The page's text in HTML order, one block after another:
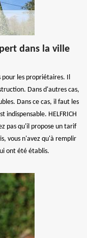
dans la ville
pour les propriétaires. Il
Dans d'autres cas,
Dans ce cas, il faut les
indispensable. HELFRICH
pas qu'il propose un tarif
vous n'avez qu'à remplir
ont été établis.